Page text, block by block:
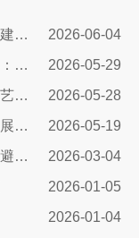
北美会展服务全解析：专业展台设计搭建，助力企业深耕北美市场
2026-06-04
法国异地在线教育展文化展台布置方案：兼顾品牌质感与引流转化
2026-05-29
奥地利绿色会展搭建：标准、材料、工艺与落地全解
2026-05-28
全球时尚产业的风向标：意大利服饰展展台设计公司
2026-05-19
德国跨境光伏展全流程展台搭建服务：避坑指南+落地实操，搞定合规与吸睛双核心
2026-03-04
2026-01-05
2026-01-04